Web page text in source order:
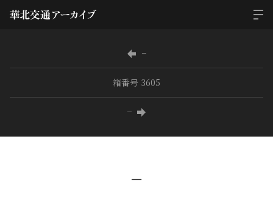
−
箱番号 3605
−
−